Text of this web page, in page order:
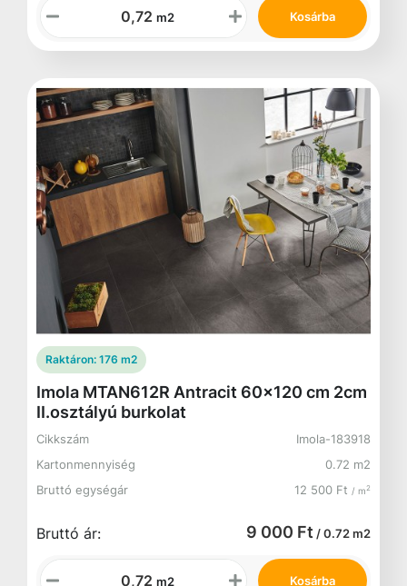
m2 Kosárba
Raktáron: 176 m2
Imola MTAN612R Antracit 60x120 cm 2cm
II.osztályú burkolat
Cikkszám
Imola-183918
Kartonmennyiség
0.72 m2
Bruttó egységár
12 500 Ft / m2
Bruttó ár: 9 000 Ft / 0.72 m2
m2 Kosárba